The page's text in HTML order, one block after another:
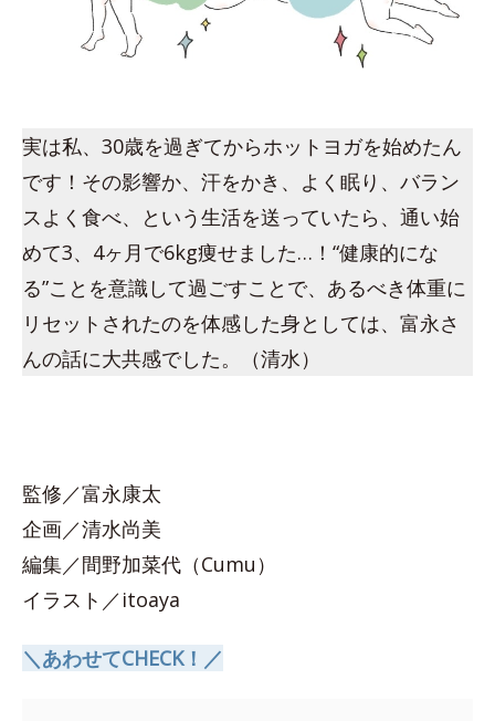
実は私、30歳を過ぎてからホットヨガを始めたん
です！その影響か、汗をかき、よく眠り、バラン
スよく食べ、という生活を送っていたら、通い始
めて3、4ヶ月で6kg痩せました…！“健康的にな
る”ことを意識して過ごすことで、あるべき体重に
リセットされたのを体感した身としては、富永さ
んの話に大共感でした。（清水）
監修／富永康太
企画／清水尚美
編集／間野加菜代（Cumu）
イラスト／itoaya
＼あわせてCHECK！／